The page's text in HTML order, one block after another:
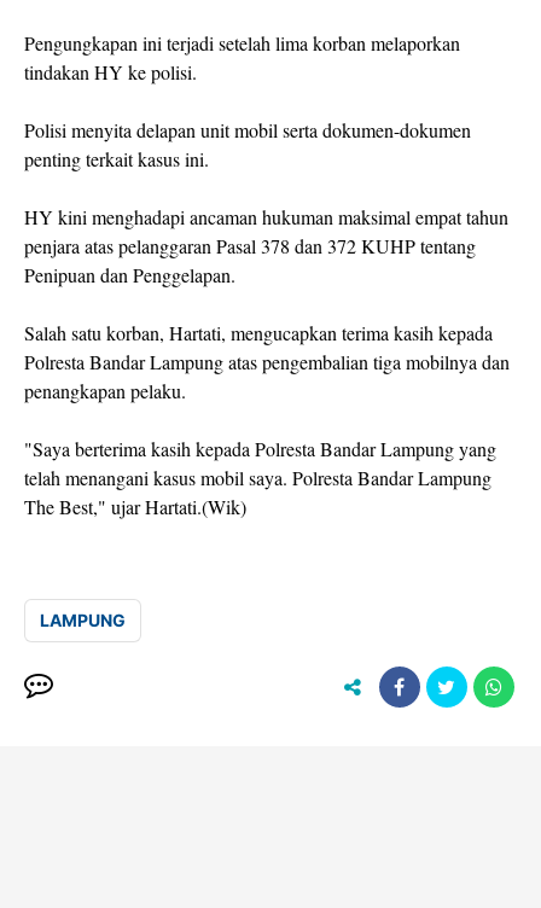
Pengungkapan ini terjadi setelah lima korban melaporkan
tindakan HY ke polisi.
Polisi menyita delapan unit mobil serta dokumen-dokumen
penting terkait kasus ini.
HY kini menghadapi ancaman hukuman maksimal empat tahun
penjara atas pelanggaran Pasal 378 dan 372 KUHP tentang
Penipuan dan Penggelapan.
Salah satu korban, Hartati, mengucapkan terima kasih kepada
Polresta Bandar Lampung atas pengembalian tiga mobilnya dan
penangkapan pelaku.
"Saya berterima kasih kepada Polresta Bandar Lampung yang
telah menangani kasus mobil saya. Polresta Bandar Lampung
The Best," ujar Hartati.(Wik)
LAMPUNG